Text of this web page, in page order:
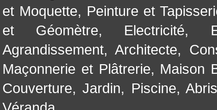
et Moquette, Peinture et
et Géomètre, Electricité,
Agrandissement, Architecte,
Maçonnerie et Plâtrerie, Maison
Couverture,Jardin, Piscine,